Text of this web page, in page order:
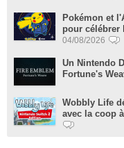
Pokémon et
pour célébrer
04/08/2026
Un Nintendo
Fortune's
Wobbly Life
avec la coop